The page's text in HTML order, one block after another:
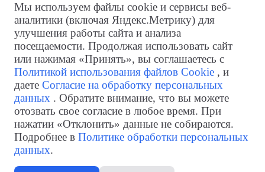
Личный кабинет
Личный кабинет
История заказов
Закладки
Рассылка
Возврат товара
Телефон +7 (499) 322-98-97
для звонков из Казахстана:+7 (717) 269-69-54
Электронная почта
Мы используем файлы cookie и сервисы веб-
аналитики (включая Яндекс.Метрику) для
улучшения работы сайта и анализа
посещаемости. Продолжая использовать сайт
или нажимая «Принять», вы соглашаетесь с
Политикой использования файлов Cookie , и
даете Согласие на обработку персональных
данных . Обратите внимание, что вы можете
отозвать свое согласие в любое время. При
нажатии «Отклонить» данные не собираются.
Подробнее в Политике обработки персональных
данных.